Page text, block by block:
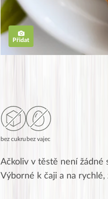
Přidat
bez cukru bez vajec
Ačkoliv v těstě není žádné
Výborné k čaji a na rychlé,